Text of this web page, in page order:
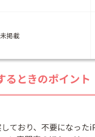
未掲載
ときのポイント
ており、不要になっ